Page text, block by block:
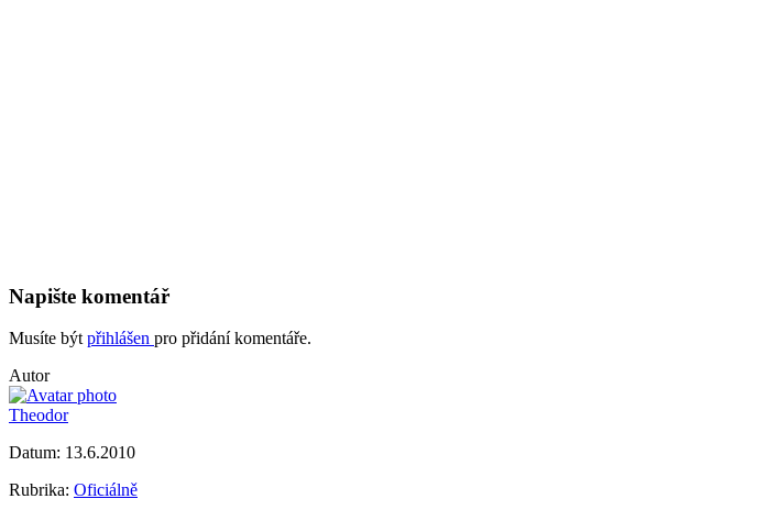
Napište komentář
Musíte být přihlášen pro přidání komentáře.
Autor
Theodor
Datum: 13.6.2010
Rubrika: Oficiálně